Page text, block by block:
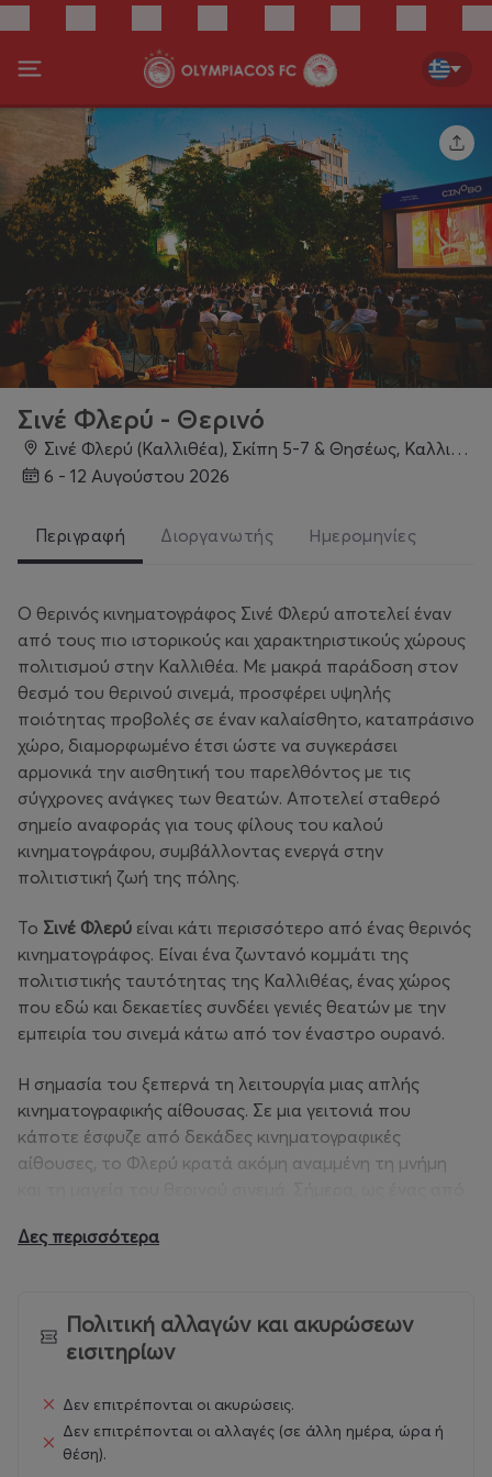
Σινέ Φλερύ - Θερινό
Σινέ Φλερύ (Καλλιθέα), Σκίπη 5-7 & Θησέως, Καλλιθέα
6 - 12 Αυγούστου 2026
Περιγραφή Διοργανωτής Ημερομηνίες
Ο θερινός κινηματογράφος Σινέ Φλερύ αποτελεί έναν
από τους πιο ιστορικούς και χαρακτηριστικούς χώρους
πολιτισμού στην Καλλιθέα. Με μακρά παράδοση στον
θεσμό του θερινού σινεμά, προσφέρει υψηλής
ποιότητας προβολές σε έναν καλαίσθητο, καταπράσινο
χώρο, διαμορφωμένο έτσι ώστε να συγκεράσει
αρμονικά την αισθητική του παρελθόντος με τις
σύγχρονες ανάγκες των θεατών. Αποτελεί σταθερό
σημείο αναφοράς για τους φίλους του καλού
κινηματογράφου, συμβάλλοντας ενεργά στην
πολιτιστική ζωή της πόλης.
Το Σινέ Φλερύ είναι κάτι περισσότερο από ένας θερινός
κινηματογράφος. Είναι ένα ζωντανό κομμάτι της
πολιτιστικής ταυτότητας της Καλλιθέας, ένας χώρος
που εδώ και δεκαετίες συνδέει γενιές θεατών με την
εμπειρία του σινεμά κάτω από τον έναστρο ουρανό.
Η σημασία του ξεπερνά τη λειτουργία μιας απλής
κινηματογραφικής αίθουσας. Σε μια γειτονιά που
κάποτε έσφυζε από δεκάδες κινηματογραφικές
αίθουσες, το Φλερύ κρατά ακόμη αναμμένη τη μνήμη
κινηματογραφικούς χώρους της περιοχής, η παρουσία
Η στήριξή του δεν αφορά μόνο μια προβολή ή μια
σημαντικού κομματιού της ιστορίας της πόλης, ενός
χώρου που συνεχίζει να δίνει πνοή στη γειτονιά, να
ενώνει ανθρώπους διαφορετικών γενεών και να
Δες περισσότερα
Πολιτική αλλαγών και ακυρώσεων
εισιτηρίων
Δεν επιτρέπονται οι ακυρώσεις.
Δεν επιτρέπονται οι αλλαγές (σε άλλη ημέρα, ώρα ή
θέση).